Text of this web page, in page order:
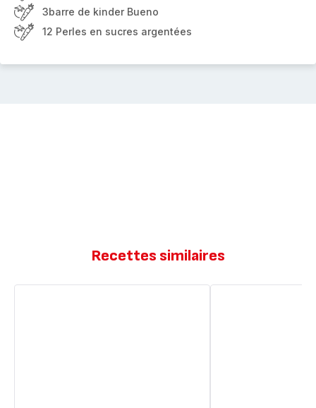
3barre de kinder Bueno
12 Perles en sucres argentées
Recettes similaires